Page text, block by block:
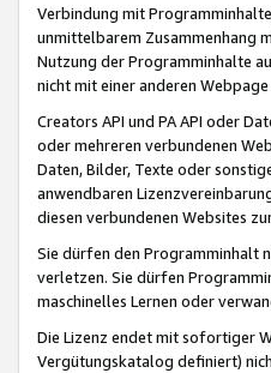
Verbindung mit
unmittelbarem Zusammenhang
Nutzung der Programminhalte
nicht mit einer anderen
Creators API und PA API oder
oder mehreren verbundenen
Daten, Bilder, Texte oder
anwendbaren
diesen verbundenen Websites
Sie dürfen den Programminhalt
verletzen. Sie dürfen
maschinelles Lernen oder
Die Lizenz endet mit sofortiger
Vergütungskatalog definiert)